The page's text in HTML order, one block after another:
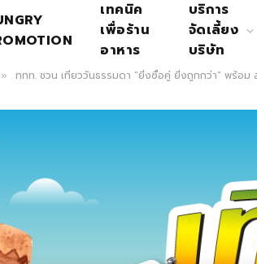
เทคนิค
เพื่อร้าน
อาหาร
บริการ
จัดเลี้ยง
บริษัท
» ททท. ชวน เที่ยววันธรรมดา “ยิ่งซื้อคู่ ยิ่งถูกกว่า” พร้อ